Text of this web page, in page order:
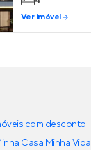
Ver imóvel
com desconto
Casa Minha Vida